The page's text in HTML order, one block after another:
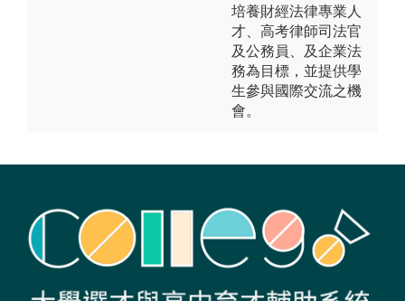
培養財經法律專業人
才、高考律師司法官
及公務員、及企業法
務為目標，並提供學
生參與國際交流之機
會。